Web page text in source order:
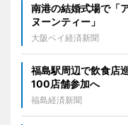
南港の結婚式場で「
ヌーンティー」
大阪ベイ経済新聞
福島駅周辺で飲食店
100店舗参加へ
福島経済新聞